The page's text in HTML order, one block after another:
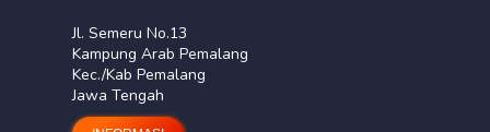
Jl. Semeru No.13
Kampung Arab Pemalang
Kec./Kab Pemalang
Jawa Tengah